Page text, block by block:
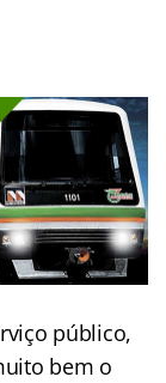
público,
bem o